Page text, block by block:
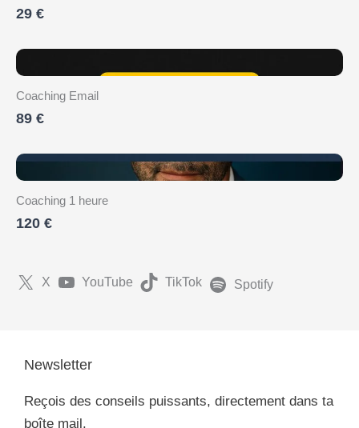
29 €
Coaching Email
89 €
Coaching 1 heure
120 €
X YouTube TikTok Spotify
Newsletter
Reçois des conseils puissants, directement dans ta
boîte mail.